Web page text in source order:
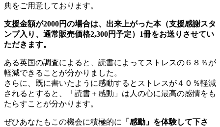
典をご用意しております。
支援金額が2000円の場合は、出来上がった本（支援感謝スタ
ンプ入り、通常販売価格2,300円予定）1冊をお送りさせてい
ただきます。
ある英国の調査によると、読書によってストレスの６８％が
軽減できることが分かりました。
さらに、既に書いたように感動するとストレスが４０％軽減
されるとすると、「読書＋感動」は人の心に最高の感情をも
たらすことが分かります。
ぜひあなたもこの機会に積極的に
「感動」を体験して下さ